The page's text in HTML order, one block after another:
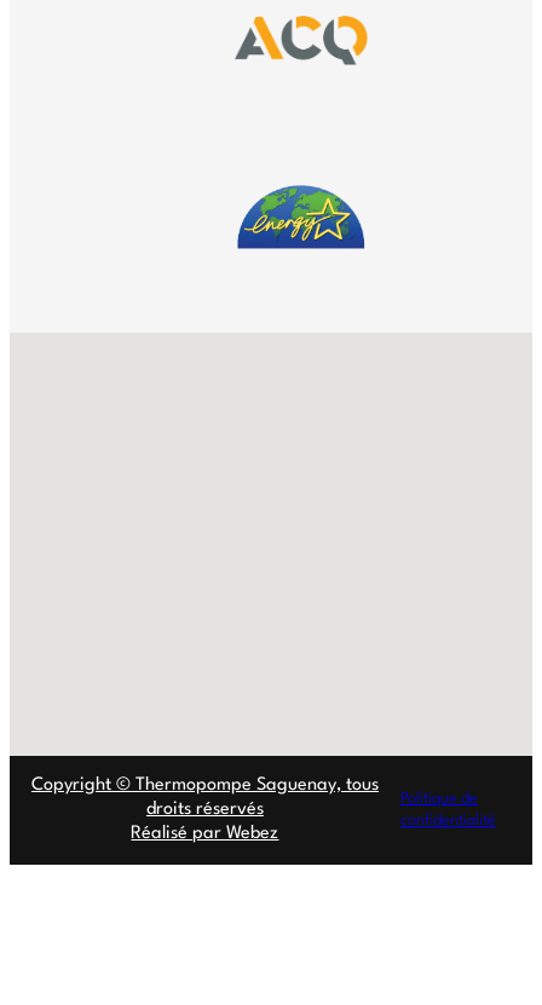
Copyright © Thermopompe Saguenay, tous
droits réservés
Réalisé par Webez
Politique de
confidentialité